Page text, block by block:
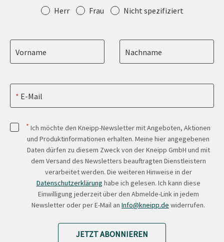
Anrede Herr Frau Nicht spezifiziert
Vorname Nachname
E-Mail
* Ich möchte den Kneipp-Newsletter mit Angeboten, Aktionen
und Produktinformationen erhalten. Meine hier angegebenen
Daten dürfen zu diesem Zweck von der Kneipp GmbH und mit
dem Versand des Newsletters beauftragten Dienstleistern
verarbeitet werden. Die weiteren Hinweise in der
Datenschutzerklärung habe ich gelesen. Ich kann diese
Einwilligung jederzeit über den Abmelde-Link in jedem
Newsletter oder per E-Mail an Info@kneipp.de widerrufen.
JETZT ABONNIEREN